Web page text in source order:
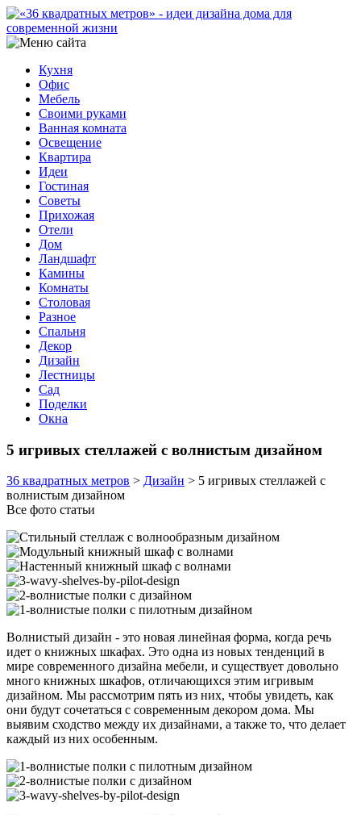
Кухня
Офис
Мебель
Своими руками
Ванная комната
Освещение
Квартира
Идеи
Гостиная
Советы
Прихожая
Отели
Дом
Ландшафт
Камины
Комнаты
Столовая
Разное
Спальня
Декор
Дизайн
Лестницы
Сад
Поделки
Окна
5 игривых стеллажей с волнистым дизайном
36 квадратных метров > Дизайн > 5 игривых стеллажей с
волнистым дизайном
Все фото статьи
Волнистый дизайн - это новая линейная форма, когда речь
идет о книжных шкафах. Это одна из новых тенденций в
мире современного дизайна мебели, и существует довольно
много книжных шкафов, отличающихся этим игривым
дизайном. Мы рассмотрим пять из них, чтобы увидеть, как
они будут сочетаться с современным декором дома. Мы
выявим сходство между их дизайнами, а также то, что делает
каждый из них особенным.